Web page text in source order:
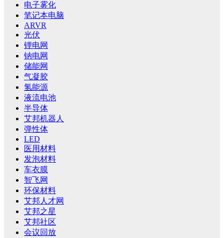
电子雾化
笔记本电脑
ARVR
光伏
锂电网
钠电网
储能网
气凝胶
氢能源
液流电池
半导体
艾邦机器人
弹性体
LED
医用材料
发泡材料
车衣膜
智飞网
环保材料
艾邦人才网
艾邦之星
艾邦社区
会议回放